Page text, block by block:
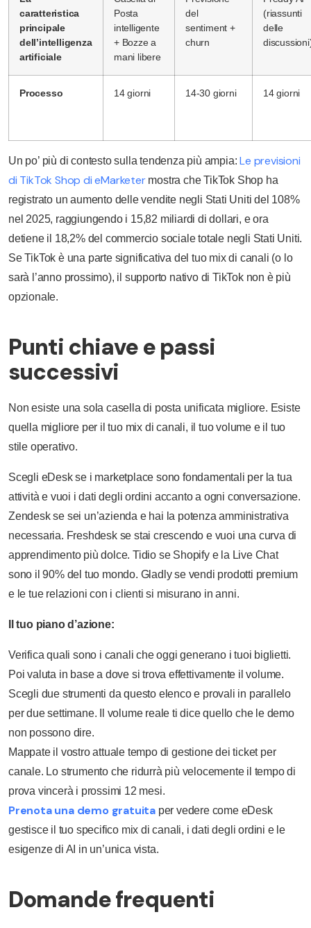
caratteristica
principale
dell’intelligenza
artificiale
Posta
intelligente
+ Bozze a
mani libere
del
sentiment +
churn
(riassunti
delle
Processo 14 giorni 14-30 giorni 14 giorni
Un po’ più di contesto sulla tendenza più ampia: Le previsioni
di TikTok Shop di eMarketermostra che TikTok Shop ha
registrato un aumento delle vendite negli Stati Uniti del 108%
nel 2025, raggiungendo i 15,82 miliardi di dollari, e ora
detiene il 18,2% del commercio sociale totale negli Stati Uniti.
Se TikTok è una parte significativa del tuo mix di canali (o lo
sarà l’anno prossimo), il supporto nativo di TikTok non è più
opzionale.
Punti chiave e passi
successivi
Non esiste una sola casella di posta unificata migliore. Esiste
quella migliore per il tuo mix di canali, il tuo volume e il tuo
stile operativo.
Scegli eDesk se i marketplace sono fondamentali per la tua
attività e vuoi i dati degli ordini accanto a ogni conversazione.
Zendesk se sei un’azienda e hai la potenza amministrativa
necessaria. Freshdesk se stai crescendo e vuoi una curva di
apprendimento più dolce. Tidio se Shopify e la Live Chat
sono il 90% del tuo mondo. Gladly se vendi prodotti premium
e le tue relazioni con i clienti si misurano in anni.
Il tuo piano d’azione:
Verifica quali sono i canali che oggi generano i tuoi biglietti.
Poi valuta in base a dove si trova effettivamente il volume.
Scegli due strumenti da questo elenco e provali in parallelo
per due settimane. Il volume reale ti dice quello che le demo
non possono dire.
Mappate il vostro attuale tempo di gestione dei ticket per
canale. Lo strumento che ridurrà più velocemente il tempo di
prova vincerà i prossimi 12 mesi.
Prenota una demo gratuita per vedere come eDesk
gestisce il tuo specifico mix di canali, i dati degli ordini e le
esigenze di AI in un’unica vista.
Domande frequenti